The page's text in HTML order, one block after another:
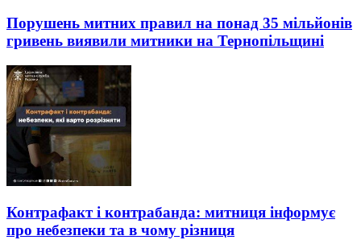
Порушень митних правил на понад 35 мільйонів
гривень виявили митники на Тернопільщині
Контрафакт і контрабанда: митниця інформує
про небезпеки та в чому різниця